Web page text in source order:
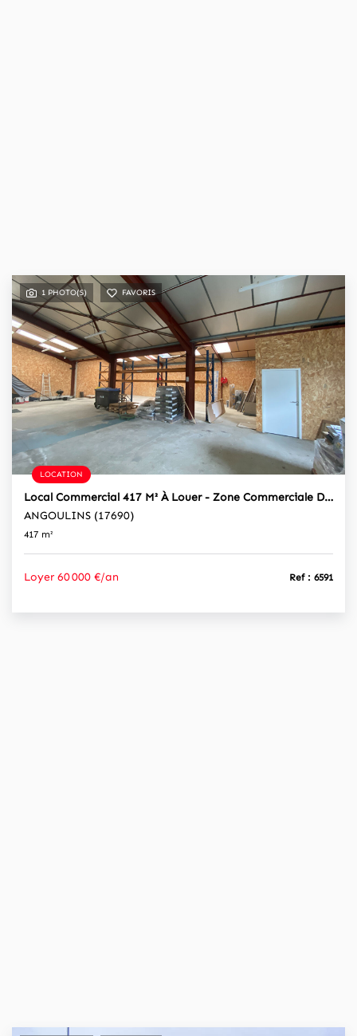
1 PHOTO(S) FAVORIS
LOCATION
Local Commercial 417 M² À Louer - Zone Commerciale Dynamique Et Facilement Accessible
ANGOULINS (17690)
417 m²
Loyer 60 000 €/an Ref : 6591